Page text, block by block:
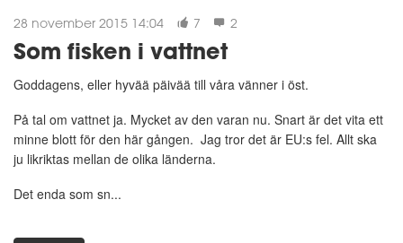
28 november 2015 14:04 7 2
Som fisken i vattnet
Goddagens, eller hyvää päivää till våra vänner i öst.
På tal om vattnet ja. Mycket av den varan nu. Snart är det vita ett
minne blott för den här gången. Jag tror det är EU:s fel. Allt ska
ju likriktas mellan de olika länderna.
Det enda som sn...